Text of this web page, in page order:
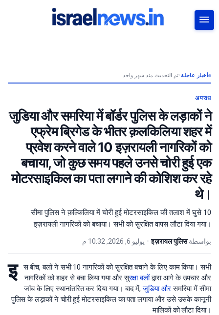
أخبار عاجلة•تم التحديث منذ شهر واحد
अपराध
जुडिया और समरिया में बॉर्डर पुलिस के लड़ाकों ने
एफ्रेम ब्रिगेड के भीतर क़लकिलिया शहर में
प्रवेश करने वाले 10 इज़रायली नागरिकों को
बचाया, जो कुछ समय पहले उनसे चोरी हुई एक
मोटरसाइकिल का पता लगाने की कोशिश कर रहे
थे।
सीमा पुलिस ने क़ल्किलिया में चोरी हुई मोटरसाइकिल की तलाश में घुसे 10
इज़रायली नागरिकों को बचाया। सभी को सुरक्षित वापस लौटा दिया गया।
بواسطةइज़रायल पुलिस
• يوليو 6, 2026, 10:32 م
इ
स बीच, बलों ने सभी 10 नागरिकों को सुरक्षित बचाने के लिए काम किया। सभी
नागरिकों को शहर से बचा लिया गया और सुरक्षा बलों द्वारा आगे के उपचार और
जांच के लिए स्थानांतरित कर दिया गया। बाद में,जुडिया औरसमरिया में सीमा
पुलिस के लड़ाकों ने चोरी हुई मोटरसाइकिल का पता लगाया और उसे उसके कानूनी
मालिकों को लौटा दिया।